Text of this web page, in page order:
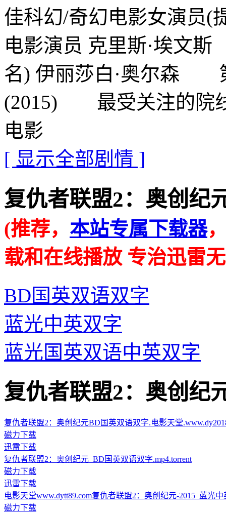
佳科幻/奇幻电影女演
电影演员 克里斯·埃文
名) 伊丽莎白·奥尔森
(2015) 最受关注的院
电影
[ 显示全部剧情 ]
复仇者联盟2：奥创纪
(推荐， 本站专属下载器
载和在线播放 专治迅雷
BD国英双语双字
蓝光中英双字
蓝光国英双语中英双字
复仇者联盟2：奥创纪
复仇者联盟2：奥创纪元BD国英双语双字.电影天堂
磁力下载
迅雷下载
复仇者联盟2：奥创纪元_BD国英双语双字.mp4.torrent
磁力下载
迅雷下载
电影天堂www.dytt89.com复仇者联盟2：奥创纪元-2015_蓝光中
磁力下载